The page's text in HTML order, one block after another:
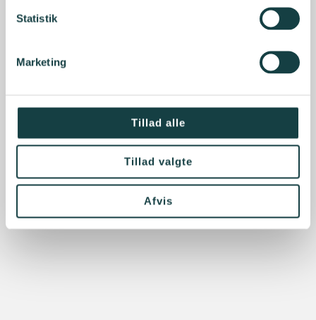
Statistik
Marketing
Tillad alle
Tillad valgte
Afvis